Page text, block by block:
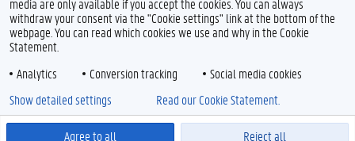
b
o
o
k
e
d
I
u
b
e
a
g
r
Privacy
Disclaimer
Toegankelijkheid
© 2026 Universiteit Gent
media are only available if you accept the cookies. You can always
withdraw your consent via the "Cookie settings" link at the bottom of the
webpage. You can read which cookies we use and why in the Cookie
Statement.
Analytics
Conversion tracking Social media cookies
Agree to all Reject all
Show detailed settings Read our Cookie Statement.